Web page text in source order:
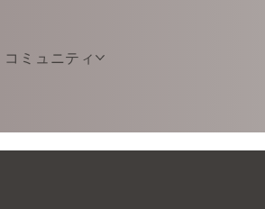
コミュニティ